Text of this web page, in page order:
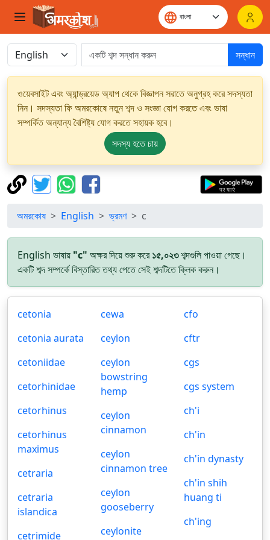
সন্ধান
ওয়েবসাইট এবং অ্যান্ড্রয়েড অ্যাপ থেকে বিজ্ঞাপন সরাতে অনুগ্রহ করে সদস্যতা
নিন। সদস্যতা ফি অমরকোষে নতুন শব্দ ও সংজ্ঞা যোগ করতে এবং ভাষা
সম্পর্কিত অন্যান্য বৈশিষ্ট্য যোগ করতে সহায়ক হবে।
সদস্য হতে চায়
অমরকোষ English ভ্রমণ c
English ভাষায় "c" অক্ষর দিয়ে শুরু করে১৫,০২৩শব্দগুলি পাওয়া গেছে।
একটি শব্দ সম্পর্কে বিস্তারিত তথ্য পেতে সেই শব্দটিতে ক্লিক করুন।
cetonia
cetonia aurata
cetoniidae
cetorhinidae
cetorhinus
cetorhinus
maximus
cetraria
cetraria
islandica
cetrimide
cewa
ceylon
ceylon
bowstring
hemp
ceylon
cinnamon
ceylon
cinnamon tree
ceylon
gooseberry
ceylonite
cfo
cftr
cgs
cgs system
ch'i
ch'in
ch'in dynasty
ch'in shih
huang ti
ch'ing